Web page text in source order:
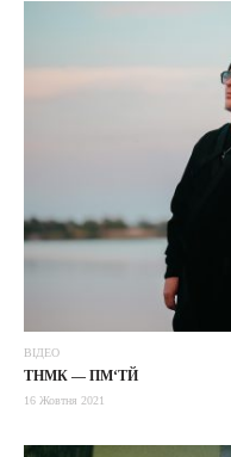
ВІДЕО
ТНМК — ПМ‘ТЙ
16 Жовтня 2021